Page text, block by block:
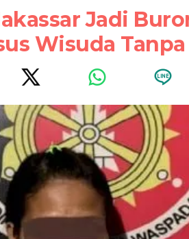
Jadi
Wisuda